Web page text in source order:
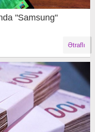
"Samsung"
Ətraflı